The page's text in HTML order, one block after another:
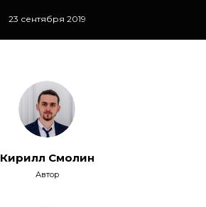
23 сентября 2019
Кирилл Смолин
Автор